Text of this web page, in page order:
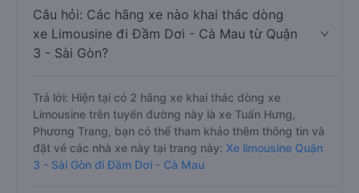
Câu hỏi: Các hãng xe nào khai thác dòng
xe Limousine đi Đầm Dơi - Cà Mau từ Quận
3 - Sài Gòn?
Trả lời: Hiện tại có 2 hãng xe khai thác dòng xe
Limousine trên tuyến đường này là xe Tuấn Hưng,
Phương Trang, bạn có thể tham khảo thêm thông tin và
đặt vé các nhà xe này tại trang này: Xe limousine Quận
3 - Sài Gòn đi Đầm Dơi - Cà Mau